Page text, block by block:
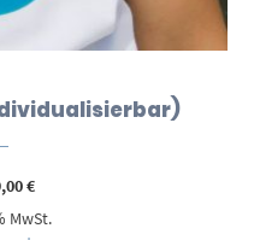
€Preisspanne:
bis
MwSt.